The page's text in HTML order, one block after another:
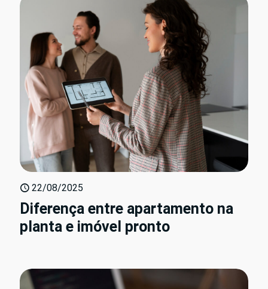
22/08/2025
Diferença entre apartamento na
planta e imóvel pronto